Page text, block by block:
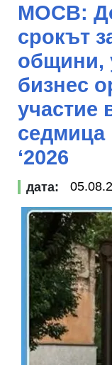
МОСВ:
срокът
общини,
бизнес
участие
седмица
‘2026
дата: